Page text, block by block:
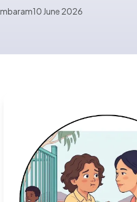
10 June 2026